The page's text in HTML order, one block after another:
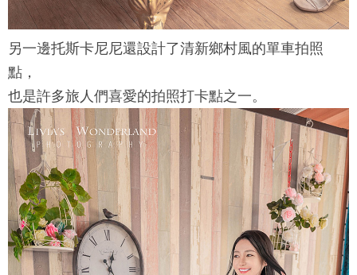
另一邊托斯卡尼尼還設計了清新鄉村風的單車拍照
點，
也是許多旅人們喜愛的拍照打卡點之一。